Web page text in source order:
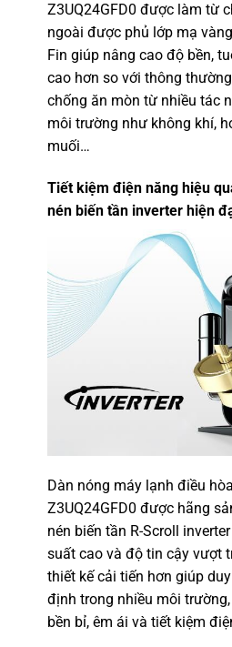
Z3UQ24GFD0 được làm từ
ngoài được phủ lớp mạ
Fin giúp nâng cao độ bền,
cao hơn so với thông
chống ăn mòn từ nhiều tác
môi trường như không khí,
muối…
Tiết kiệm điện năng hiệu
nén biến tần inverter hiện
Dàn nóng máy lạnh điều
Z3UQ24GFD0 được hãng
nén biến tần R-Scroll
suất cao và độ tin cậy vượt
thiết kế cải tiến hơn giúp
định trong nhiều môi
bền bỉ, êm ái và tiết kiệm